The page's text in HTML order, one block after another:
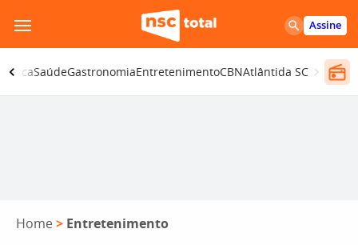
para
o
conteúdo
Assine
SaúdeGastronomiaEntretenimentoCBNAtlântida SC
Home > Entretenimento